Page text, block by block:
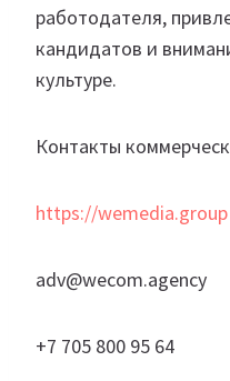
работодателя,
кандидатов и
культуре.
Контакты
https://wemedia.group
adv@wecom.agency
+7 705 800 95 64